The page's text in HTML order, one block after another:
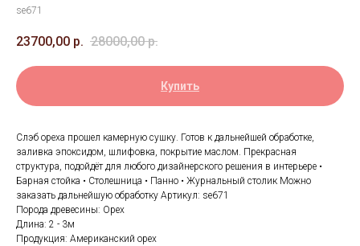
se671
23700,00 р. 28000,00 р.
Купить
Слэб ореха прошел камерную сушку. Готов к дальнейшей обработке,
заливка эпоксидом, шлифовка, покрытие маслом. Прекрасная
структура, подойдёт для любого дизайнерского решения в интерьере •
Барная стойка • Столешница • Панно • Журнальный столик Можно
заказать дальнейшую обработку Артикул: se671
Порода древесины: Орех
Длина: 2 - 3м
Продукция: Американский орех